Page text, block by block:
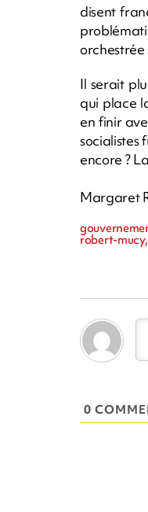
disent
orchestrée
Il serait
qui place
en finir
socialistes
encore ?
Margaret
robert-mucy,
0